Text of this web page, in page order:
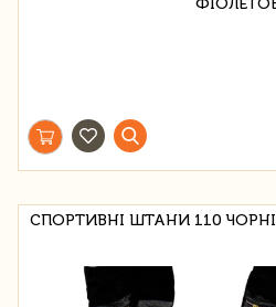
СПОРТИВНІ ШТАНИ 110 ЧОРНІ